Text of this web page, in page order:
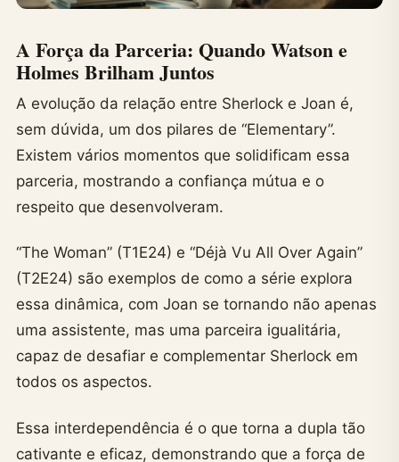
A Força da Parceria: Quando Watson e
Holmes Brilham Juntos
A evolução da relação entre Sherlock e Joan é,
sem dúvida, um dos pilares de “Elementary”.
Existem vários momentos que solidificam essa
parceria, mostrando a confiança mútua e o
respeito que desenvolveram.
“The Woman” (T1E24) e “Déjà Vu All Over Again”
(T2E24) são exemplos de como a série explora
essa dinâmica, com Joan se tornando não apenas
uma assistente, mas uma parceira igualitária,
capaz de desafiar e complementar Sherlock em
todos os aspectos.
Essa interdependência é o que torna a dupla tão
cativante e eficaz, demonstrando que a força de